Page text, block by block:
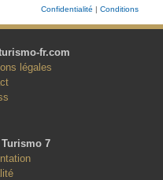
Confidentialité | Conditions
fr.com
légales
7